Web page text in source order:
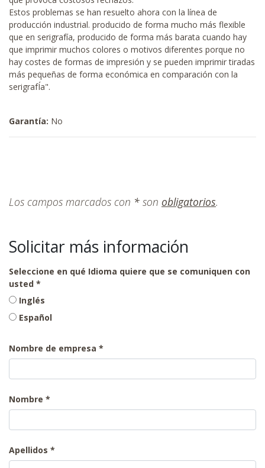
Estos problemas se han resuelto ahora con la línea de
producción industrial. producido de forma mucho más flexible
que en serigrafía, producido de forma más barata cuando hay
que imprimir muchos colores o motivos diferentes porque no
hay costes de formas de impresión y se pueden imprimir tiradas
más pequeñas de forma económica en comparación con la
serigrafÍa".
Garantía: No
Los campos marcados con * son obligatorios.
Solicitar más información
Seleccione en qué Idioma quiere que se comuniquen con
usted
Inglés
Español
Nombre de empresa
Nombre
Apellidos